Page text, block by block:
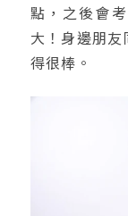
點，之後會
大！身邊朋
得很棒。